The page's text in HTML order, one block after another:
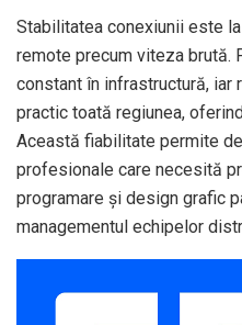
Stabilitatea conexiunii este
remote precum viteza brută.
constant în infrastructură, iar
practic toată regiunea,
Această fiabilitate permite
profesionale care necesită
programare și design grafic
managementul echipelor